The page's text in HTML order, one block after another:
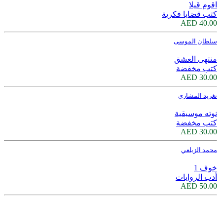
اقوم قيلا
كتب قضايا فكرية
40.00 AED
سلطان الموسى
منتهى العشق
كتب مخفضة
30.00 AED
تغريد المشاري
نوته موسيقية
كتب مخفضة
30.00 AED
محمد الزيلعي
خوف 1
أدب الروايات
50.00 AED